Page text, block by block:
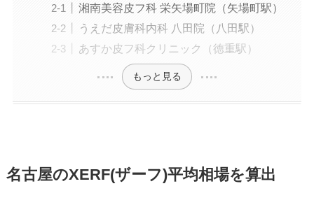
湘南美容皮フ科 栄矢場町院（矢場町駅）
うえだ皮膚科内科 八田院（八田駅）
あすか皮フ科クリニック（徳重駅）
もっと見る
名古屋のXERF(ザーフ)平均相場を算出